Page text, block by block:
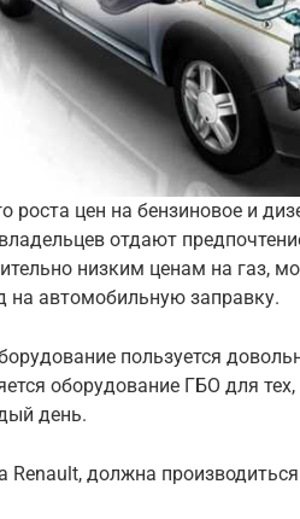
роста цен на бензиновое и
отдают
низким ценам на газ,
на автомобильную заправку.
пользуется
оборудование ГБО для
день.
Renault, должна